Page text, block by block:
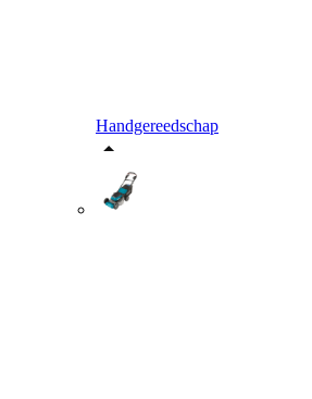
Handgereedschap